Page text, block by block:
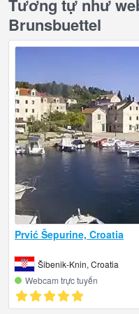
Tương tự như
Brunsbuettel
Prvić Šepurine, Croatia
Šibenik-Knin, Croatia
Webcam trực tuyến